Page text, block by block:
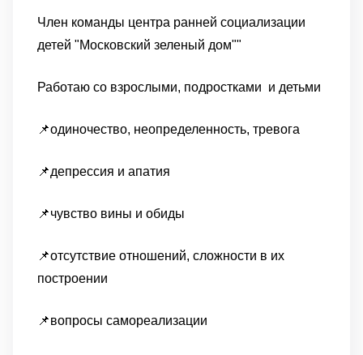
Член команды центра ранней социализации
детей "Московский зеленый дом""
Работаю со взрослыми, подростками и детьми
📌одиночество, неопределенность, тревога
📌депрессия и апатия
📌чувство вины и обиды
📌отсутствие отношений, сложности в их
построении
📌вопросы самореализации